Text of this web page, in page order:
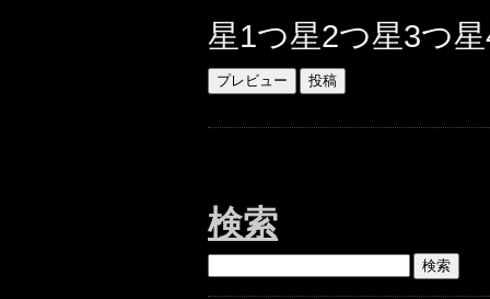
星1つ星2つ星3つ
検索